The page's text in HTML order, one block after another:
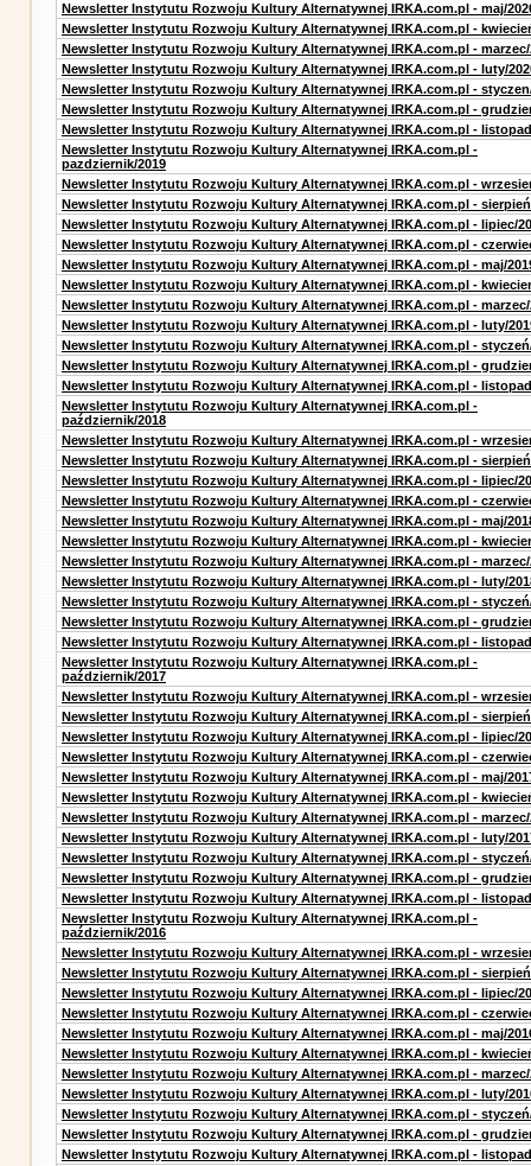
Newsletter Instytutu Rozwoju Kultury Alternatywnej IRKA.com.pl - maj/
Newsletter Instytutu Rozwoju Kultury Alternatywnej IRKA.com.pl -
Newsletter Instytutu Rozwoju Kultury Alternatywnej IRKA.com.pl - marzec/
Newsletter Instytutu Rozwoju Kultury Alternatywnej IRKA.com.pl - luty/
Newsletter Instytutu Rozwoju Kultury Alternatywnej IRKA.com.pl -
Newsletter Instytutu Rozwoju Kultury Alternatywnej IRKA.com.pl -
Newsletter Instytutu Rozwoju Kultury Alternatywnej IRKA.com.pl -
Newsletter Instytutu Rozwoju Kultury Alternatywnej IRKA.com.pl -
pazdziernik/2019
Newsletter Instytutu Rozwoju Kultury Alternatywnej IRKA.com.pl -
Newsletter Instytutu Rozwoju Kultury Alternatywnej IRKA.com.pl -
Newsletter Instytutu Rozwoju Kultury Alternatywnej IRKA.com.pl - lipiec/
Newsletter Instytutu Rozwoju Kultury Alternatywnej IRKA.com.pl -
Newsletter Instytutu Rozwoju Kultury Alternatywnej IRKA.com.pl - maj/
Newsletter Instytutu Rozwoju Kultury Alternatywnej IRKA.com.pl -
Newsletter Instytutu Rozwoju Kultury Alternatywnej IRKA.com.pl - marzec/
Newsletter Instytutu Rozwoju Kultury Alternatywnej IRKA.com.pl - luty/
Newsletter Instytutu Rozwoju Kultury Alternatywnej IRKA.com.pl -
Newsletter Instytutu Rozwoju Kultury Alternatywnej IRKA.com.pl -
Newsletter Instytutu Rozwoju Kultury Alternatywnej IRKA.com.pl -
Newsletter Instytutu Rozwoju Kultury Alternatywnej IRKA.com.pl -
październik/2018
Newsletter Instytutu Rozwoju Kultury Alternatywnej IRKA.com.pl -
Newsletter Instytutu Rozwoju Kultury Alternatywnej IRKA.com.pl -
Newsletter Instytutu Rozwoju Kultury Alternatywnej IRKA.com.pl - lipiec/
Newsletter Instytutu Rozwoju Kultury Alternatywnej IRKA.com.pl -
Newsletter Instytutu Rozwoju Kultury Alternatywnej IRKA.com.pl - maj/
Newsletter Instytutu Rozwoju Kultury Alternatywnej IRKA.com.pl -
Newsletter Instytutu Rozwoju Kultury Alternatywnej IRKA.com.pl - marzec/
Newsletter Instytutu Rozwoju Kultury Alternatywnej IRKA.com.pl - luty/
Newsletter Instytutu Rozwoju Kultury Alternatywnej IRKA.com.pl -
Newsletter Instytutu Rozwoju Kultury Alternatywnej IRKA.com.pl -
Newsletter Instytutu Rozwoju Kultury Alternatywnej IRKA.com.pl -
Newsletter Instytutu Rozwoju Kultury Alternatywnej IRKA.com.pl -
październik/2017
Newsletter Instytutu Rozwoju Kultury Alternatywnej IRKA.com.pl -
Newsletter Instytutu Rozwoju Kultury Alternatywnej IRKA.com.pl -
Newsletter Instytutu Rozwoju Kultury Alternatywnej IRKA.com.pl - lipiec/
Newsletter Instytutu Rozwoju Kultury Alternatywnej IRKA.com.pl -
Newsletter Instytutu Rozwoju Kultury Alternatywnej IRKA.com.pl - maj/
Newsletter Instytutu Rozwoju Kultury Alternatywnej IRKA.com.pl -
Newsletter Instytutu Rozwoju Kultury Alternatywnej IRKA.com.pl - marzec/
Newsletter Instytutu Rozwoju Kultury Alternatywnej IRKA.com.pl - luty/
Newsletter Instytutu Rozwoju Kultury Alternatywnej IRKA.com.pl -
Newsletter Instytutu Rozwoju Kultury Alternatywnej IRKA.com.pl -
Newsletter Instytutu Rozwoju Kultury Alternatywnej IRKA.com.pl -
Newsletter Instytutu Rozwoju Kultury Alternatywnej IRKA.com.pl -
październik/2016
Newsletter Instytutu Rozwoju Kultury Alternatywnej IRKA.com.pl -
Newsletter Instytutu Rozwoju Kultury Alternatywnej IRKA.com.pl -
Newsletter Instytutu Rozwoju Kultury Alternatywnej IRKA.com.pl - lipiec/
Newsletter Instytutu Rozwoju Kultury Alternatywnej IRKA.com.pl -
Newsletter Instytutu Rozwoju Kultury Alternatywnej IRKA.com.pl - maj/
Newsletter Instytutu Rozwoju Kultury Alternatywnej IRKA.com.pl -
Newsletter Instytutu Rozwoju Kultury Alternatywnej IRKA.com.pl - marzec/
Newsletter Instytutu Rozwoju Kultury Alternatywnej IRKA.com.pl - luty/
Newsletter Instytutu Rozwoju Kultury Alternatywnej IRKA.com.pl -
Newsletter Instytutu Rozwoju Kultury Alternatywnej IRKA.com.pl -
Newsletter Instytutu Rozwoju Kultury Alternatywnej IRKA.com.pl -